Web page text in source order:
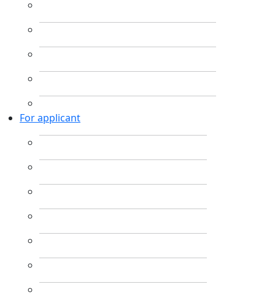
For applicant